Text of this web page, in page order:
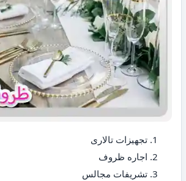
تجهیزات تالاری
اجاره ظروف
تشریفات مجالس